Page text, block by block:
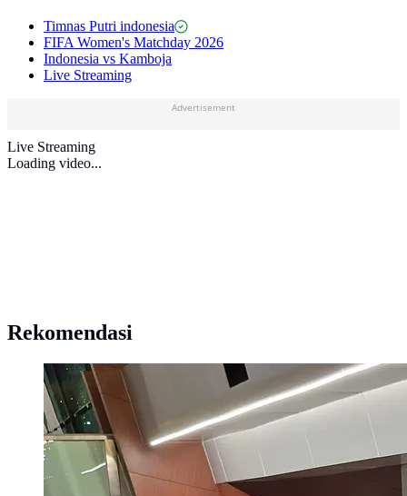
Timnas Putri indonesia
FIFA Women's Matchday 2026
Indonesia vs Kamboja
Live Streaming
Advertisement
Live Streaming
Loading video...
Rekomendasi